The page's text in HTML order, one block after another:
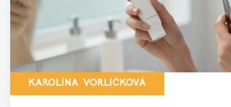
KAROLÍNA VORLÍČKOVÁ